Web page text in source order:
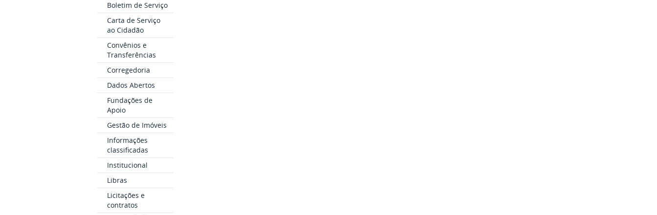
Boletim de Serviço
Carta de Serviço
ao Cidadão
Convênios e
Transferências
Corregedoria
Dados Abertos
Fundações de
Apoio
Gestão de Imóveis
Informações
classificadas
Institucional
Libras
Licitações e
contratos